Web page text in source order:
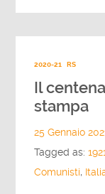
2020-21 RS
Il
stampa
25 Gennaio
Tagged as:
Comunisti,